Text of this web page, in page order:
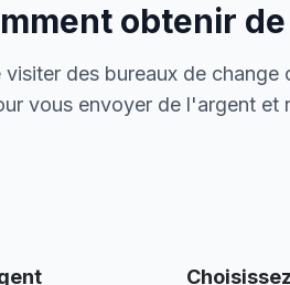
obtenir
visiter des bureaux de
vous envoyer de l'argent et